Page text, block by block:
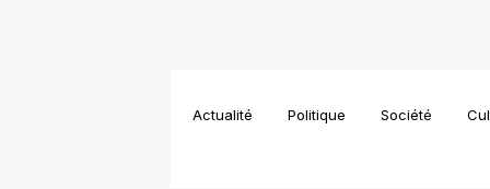
Actualité Politique Société